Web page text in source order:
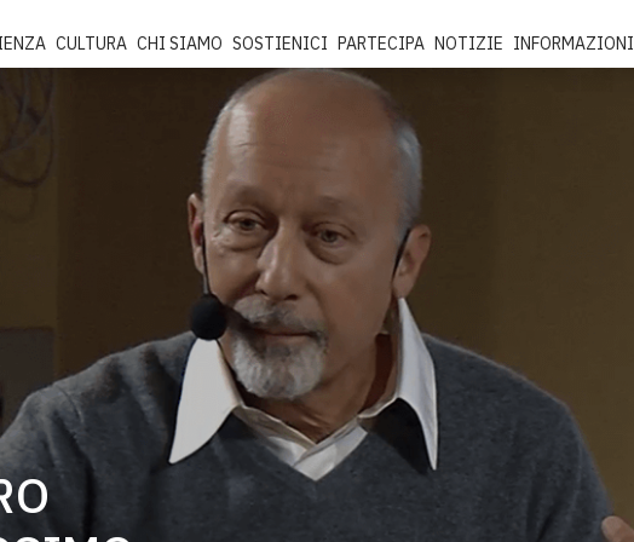
CULTURA CHI SIAMO SOSTIENICI PARTECIPA NOTIZIE INFORMAZIONI